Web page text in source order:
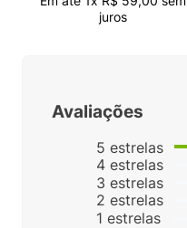
juros
Avaliações
5 estrelas
4 estrelas
3 estrelas
2 estrelas
1 estrelas